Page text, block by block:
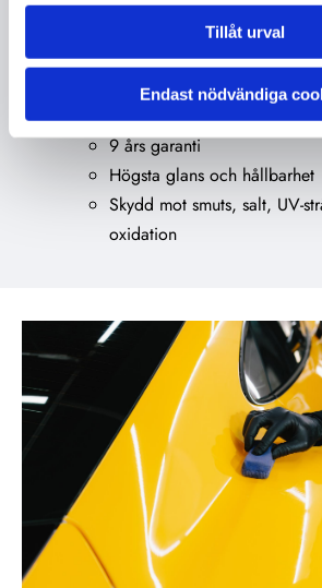
Tillåt urval
Endast nödvändiga
ger exceptionell glans, extrem hårdhet
hållbarhet för alla klimat.
9 års garanti
Högsta glans och hållbarhet
Skydd mot smuts, salt, UV-
oxidation